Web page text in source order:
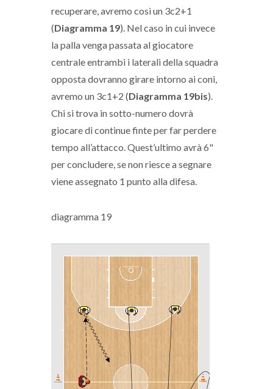
recuperare, avremo così un 3c2+1
(Diagramma 19). Nel caso in cui invece
la palla venga passata al giocatore
centrale entrambi i laterali della squadra
opposta dovranno girare intorno ai coni,
avremo un 3c1+2 (Diagramma 19bis).
Chi si trova in sotto-numero dovrà
giocare di continue finte per far perdere
tempo all’attacco. Quest’ultimo avrà 6"
per concludere, se non riesce a segnare
viene assegnato 1 punto alla difesa.
diagramma 19